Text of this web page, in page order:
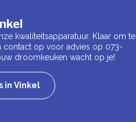
kwaliteitsapparatuur. Klaar om te
contact op voor advies op 073-
droomkeuken wacht op je!
in Vinkel